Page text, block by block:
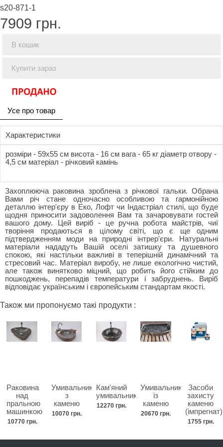
s20-871-1
7909 грн.
В кошик
Купити зараз
Усе про товар
Характеристики
розміри - 59x55 см висота - 16 см вага - 65 кг діаметр отвору -
4,5 см матеріал - річковий камінь
Захоплююча раковина зроблена з річкової гальки. Обрана
Вами річ стане одночасно особливою та гармонійною
деталлю інтер'єру в Еко, Лофт чи Індастріал стилі, що буде
щодня приносити задоволення Вам та зачаровувати гостей
вашого дому. Цей виріб - це ручна робота майстрів, чиї
творіння продаються в цілому світі, що є ще одним
підтвердженням моди на природні інтрер'єри. Натуральні
матеріали нададуть Вашій оселі затишку та душевного
спокою, які настільки важливі в теперішній динамічний та
стресовий час. Матеріал виробу, не лише екологічно чистий,
але також винятково міцний, що робить його стійким до
пошкоджень, перепадів температури і забруднень. Виріб
відповідає українським і європейським стандартам якості.
Також ми пропонуємо такі продукти :
Раковина
над
пральною
машинкою
10770 грн.
Умивальник
з
каменю
10070 грн.
Кам'яний
умивальник
12270 грн.
Умивальник
із
каменю
20670 грн.
Засоби
захисту
каменю
(імпрегнат)
1755 грн.